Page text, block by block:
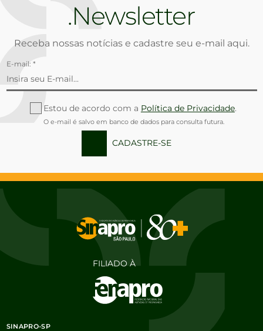
Newsletter
Receba nossas notícias e cadastre seu e-mail aqui.
E-mail: *
Estou de acordo com a Política de Privacidade.
O e-mail é salvo em banco de dados para consulta futura.
CADASTRE-SE
FILIADO À
SINAPRO-SP